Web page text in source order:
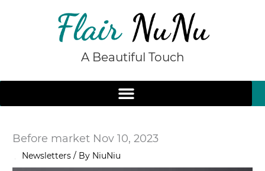
A Beautiful Touch
Before market Nov 10, 2023
Newsletters / By NiuNiu